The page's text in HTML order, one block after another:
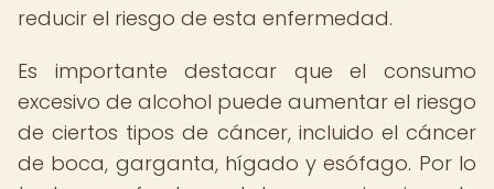
reducir el riesgo de esta enfermedad.
Es importante destacar que el consumo
excesivo de alcohol puede aumentar el riesgo
de ciertos tipos de cáncer, incluido el cáncer
de boca, garganta, hígado y esófago. Por lo